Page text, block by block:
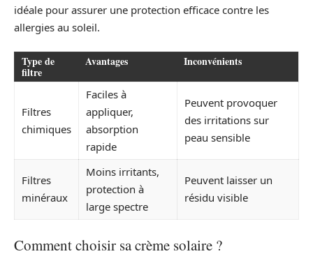
idéale pour assurer une protection efficace contre les
allergies au soleil.
Type de
filtre
Avantages Inconvénients
Filtres
chimiques
Faciles à
appliquer,
absorption
rapide
Peuvent provoquer
des irritations sur
peau sensible
Filtres
minéraux
Moins irritants,
protection à
large spectre
Peuvent laisser un
résidu visible
Comment choisir sa crème solaire ?